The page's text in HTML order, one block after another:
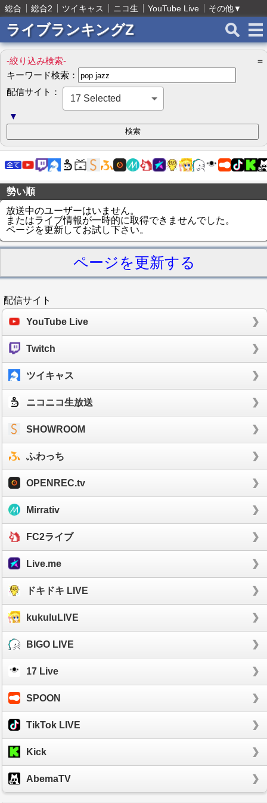
総合 総合2 ツイキャス ニコ生 YouTube Live その他▼
ライブランキングZ
-絞り込み検索-
＝
キーワード検索：
配信サイト：
17 Selected
▼
勢い順
放送中のユーザーはいません。
またはライブ情報が一時的に取得できませんでした。
ページを更新してお試し下さい。
ページを更新する
配信サイト
YouTube Live
Twitch
ツイキャス
ニコニコ生放送
SHOWROOM
ふわっち
OPENREC.tv
Mirrativ
FC2ライブ
Live.me
ドキドキ LIVE
kukuluLIVE
BIGO LIVE
17 Live
SPOON
TikTok LIVE
Kick
AbemaTV